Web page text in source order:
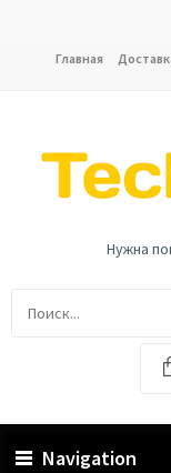
Главная
Нужна
Navigation